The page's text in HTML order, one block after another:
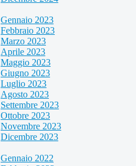
Gennaio 2023
Febbraio 2023
Marzo 2023
Aprile 2023
Maggio 2023
Giugno 2023
Luglio 2023
Agosto 2023
Settembre 2023
Ottobre 2023
Novembre 2023
Dicembre 2023
Gennaio 2022